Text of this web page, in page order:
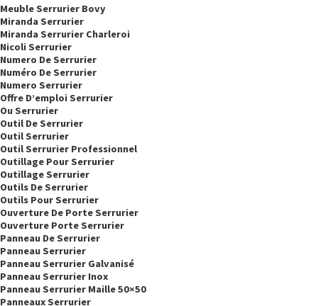
Meuble Serrurier Bovy
Miranda Serrurier
Miranda Serrurier Charleroi
Nicoli Serrurier
Numero De Serrurier
Numéro De Serrurier
Numero Serrurier
Offre D’emploi Serrurier
Ou Serrurier
Outil De Serrurier
Outil Serrurier
Outil Serrurier Professionnel
Outillage Pour Serrurier
Outillage Serrurier
Outils De Serrurier
Outils Pour Serrurier
Ouverture De Porte Serrurier
Ouverture Porte Serrurier
Panneau De Serrurier
Panneau Serrurier
Panneau Serrurier Galvanisé
Panneau Serrurier Inox
Panneau Serrurier Maille 50×50
Panneaux Serrurier